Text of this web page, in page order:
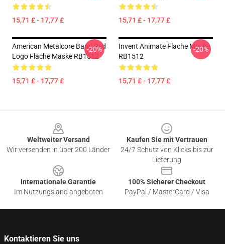
15,71 £ - 17,77 £ 15,71 £ - 17,77 £
American Metalcore Band Red
Logo Flache Maske RB1512
15,71 £ - 17,77 £
-20%
Invent Animate Flache Maske
RB1512
15,71 £ - 17,77 £
-20%
Weltweiter Versand
Wir versenden in über 200 Länder
Kaufen Sie mit Vertrauen
24/7 Schutz von Klicks bis zur
Lieferung
Internationale Garantie
Im Nutzungsland angeboten
100% Sicherer Checkout
PayPal / MasterCard / Visa
Kontaktieren Sie uns